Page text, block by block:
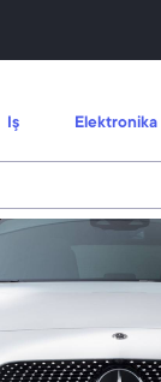
Iş Elektronika